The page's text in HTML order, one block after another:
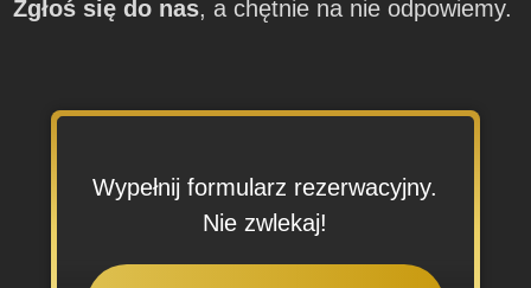
Zgłoś się do nas, a chętnie na nie odpowiemy.
Wypełnij formularz rezerwacyjny.
Nie zwlekaj!